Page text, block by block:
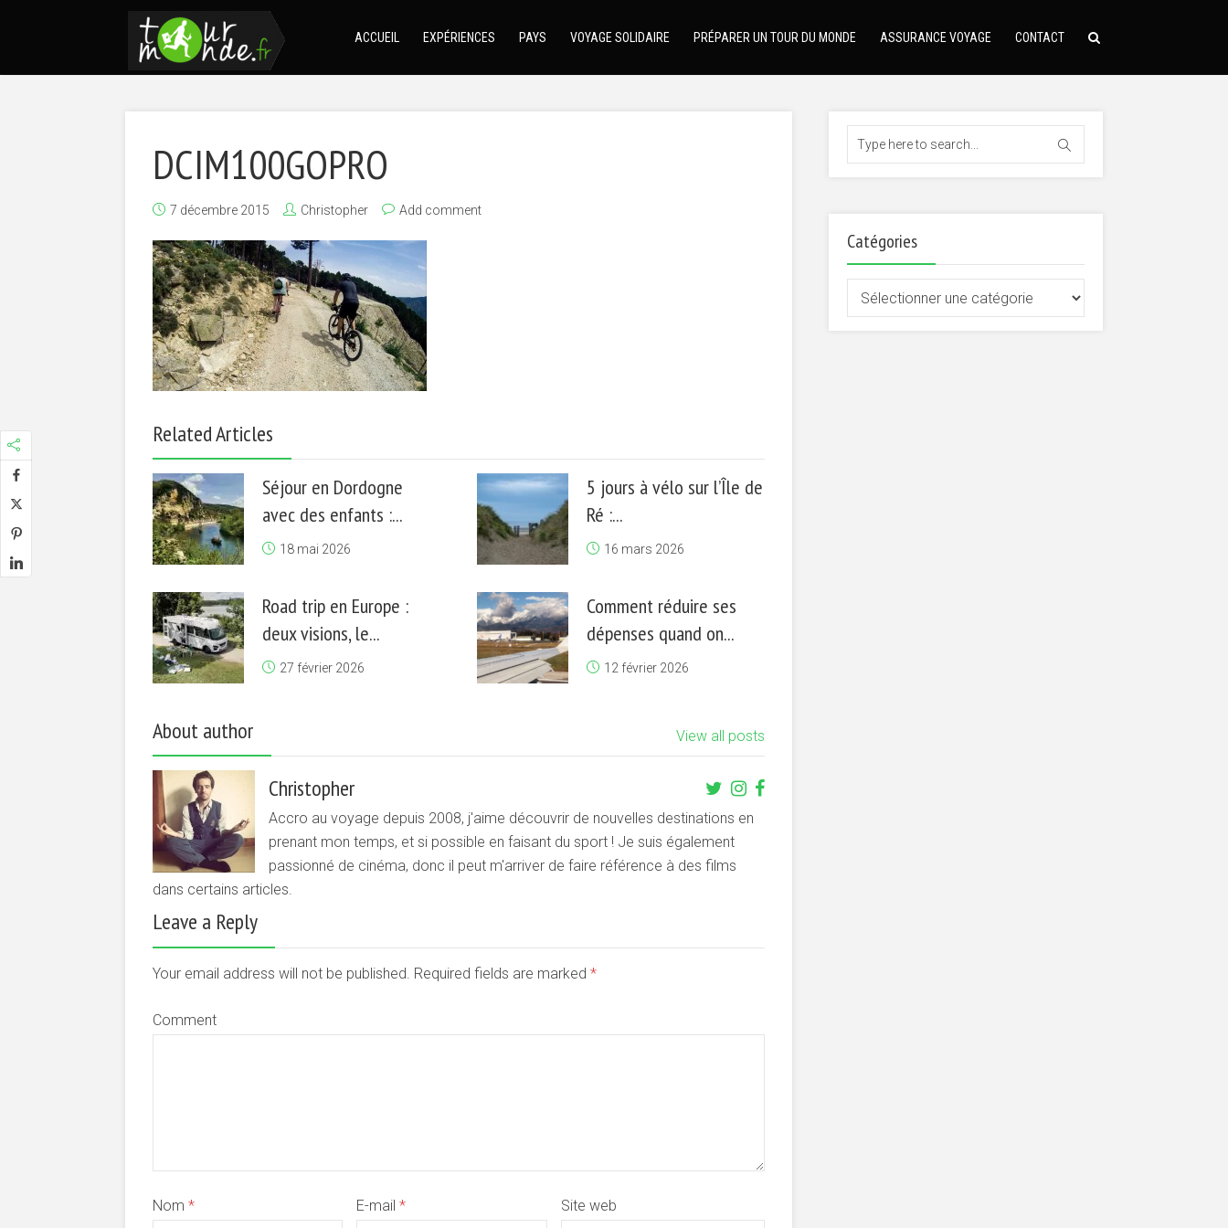
ACCUEIL EXPÉRIENCES PAYS VOYAGE SOLIDAIRE PRÉPARER UN TOUR DU MONDE ASSURANCE VOYAGE CONTACT
DCIM100GOPRO
7 décembre 2015 Christopher Add comment
Related Articles
Séjour en Dordogne
avec des enfants :...
18 mai 2026
5 jours à vélo sur l’Île de
Ré :...
16 mars 2026
Road trip en Europe :
deux visions, le...
27 février 2026
Comment réduire ses
dépenses quand on...
12 février 2026
About author View all posts
Christopher
Accro au voyage depuis 2008, j'aime découvrir de nouvelles destinations en
prenant mon temps, et si possible en faisant du sport ! Je suis également
passionné de cinéma, donc il peut m'arriver de faire référence à des films
dans certains articles.
Leave a Reply
Your email address will not be published. Required fields are marked *
Comment
Nom * E-mail* Site web
Catégories